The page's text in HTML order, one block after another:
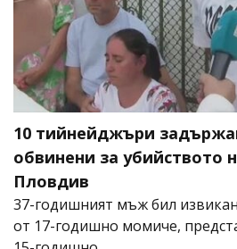
10 тийнейджъри
обвинени за убийството
Пловдив
37-годишният мъж бил
от 17-годишно момиче,